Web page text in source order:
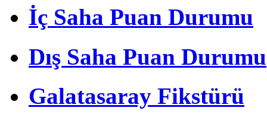
İç Saha Puan Durumu
Dış Saha Puan Durumu
Galatasaray Fikstürü